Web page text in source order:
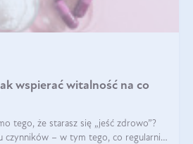
wspierać witalność na co
tego, że starasz się „jeść zdrowo”?
czynników – w tym tego, co regularnie